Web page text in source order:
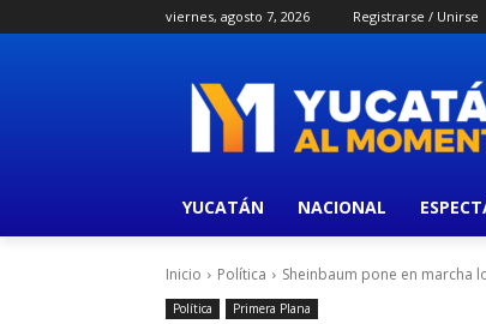
viernes, agosto 7, 2026 Registrarse / Unirse
YUCATÁN NACIONAL
Inicio Política Sheinbaum pone en marcha
Política Primera Plana